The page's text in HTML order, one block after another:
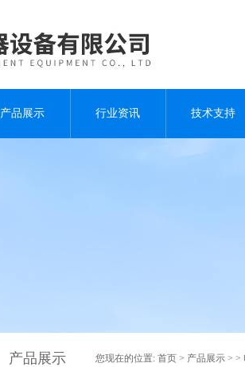
产品展示 行业资讯 技术支持
产品展示 您现在的位置: 首页 > 产品展示 > >